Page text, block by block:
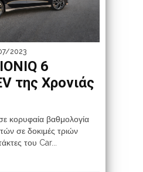
2023
6
της Χρονιάς
κορυφαία βαθμολογία
σε δοκιμές τριών
του Car...